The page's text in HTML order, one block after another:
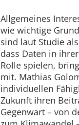
Allgemeines
wie wichtige
sind laut Studie
dass Daten in
Rolle spielen,
mit. Mathias
individuellen
Zukunft ihren
Gegenwart – von